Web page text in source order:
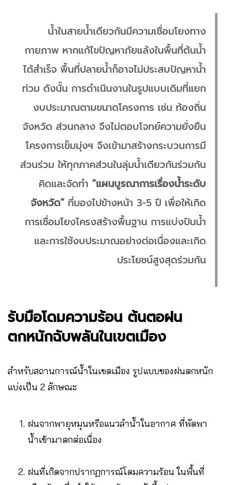
น้ำในสายน้ำเดียวกันมีความเชื่อมโยงทาง
กายภาพ หากแก้ไขปัญหาภัยแล้งในพื้นที่ต้นน้ำ
ได้สำเร็จ พื้นที่ปลายน้ำก็อาจไม่ประสบปัญหาน้ำ
ท่วม ดังนั้น การดำเนินงานในรูปแบบเดิมที่แยก
งบประมาณตามขนาดโครงการ เช่น ท้องถิ่น
จังหวัด ส่วนกลาง จึงไม่ตอบโจทย์ความยั่งยืน
โครงการเข็มมุ่งฯ จึงเข้ามาสร้างกระบวนการมี
ส่วนร่วม ให้ทุกภาคส่วนในลุ่มน้ำเดียวกันร่วมกัน
คิดและจัดทำ “แผนบูรณาการเรื่องน้ำระดับ
จังหวัด”ที่มองไปข้างหน้า 3-5 ปี เพื่อให้เกิด
การเชื่อมโยงโครงสร้างพื้นฐาน การแบ่งปันน้ำ
และการใช้งบประมาณอย่างต่อเนื่องและเกิด
ประโยชน์สูงสุดร่วมกัน
รับมือโดมความร้อน ต้นตอฝน
ตกหนักฉับพลันในเขตเมือง
สำหรับสถานการณ์น้ำในเขตเมือง รูปแบบของฝนตกหนัก
แบ่งเป็น 2 ลักษณะ
ฝนจากพายุหมุนหรือแนวลำน้ำในอากาศ ที่พัดพา
น้ำเข้ามาตกต่อเนื่อง
ฝนที่เกิดจากปรากฏการณ์โดมความร้อน ในพื้นที่